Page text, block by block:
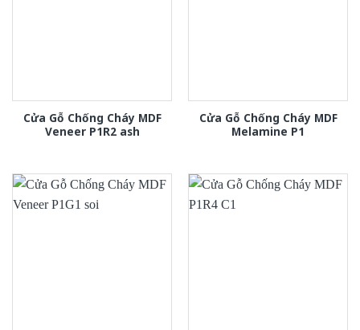
Cửa Gỗ Chống Cháy MDF
Veneer P1R2 ash
Cửa Gỗ Chống Cháy MDF
Melamine P1